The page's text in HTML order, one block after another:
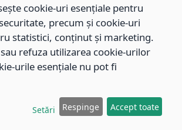
de cost pentru serviciile
Centrului Rezidențial pentru Persoane
2020.
standardului de cost pentru serviciile
cookie-uri esențiale pentru
precum și cookie-uri
statistici, conținut și marketing.
refuza utilizarea cookie-urilor
urile esențiale nu pot fi
Setări Respinge Accept toate